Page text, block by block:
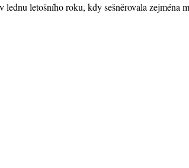
letošního roku, kdy sešněrovala zejména